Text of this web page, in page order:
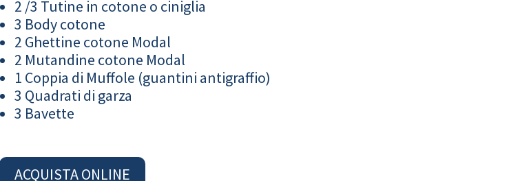
2 /3 Tutine in cotone o ciniglia
3 Body cotone
2 Ghettine cotone Modal
2 Mutandine cotone Modal
1 Coppia di Muffole (guantini antigraffio)
3 Quadrati di garza
3 Bavette
ACQUISTA ONLINE